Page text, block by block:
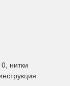
нитки